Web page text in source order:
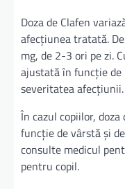
Doza de Clafen
afecțiunea tratată.
mg, de 2-3 ori pe zi.
ajustată în funcție
severitatea afecțiunii.
În cazul copiilor,
funcție de vârstă și
consulte medicul
pentru copil.